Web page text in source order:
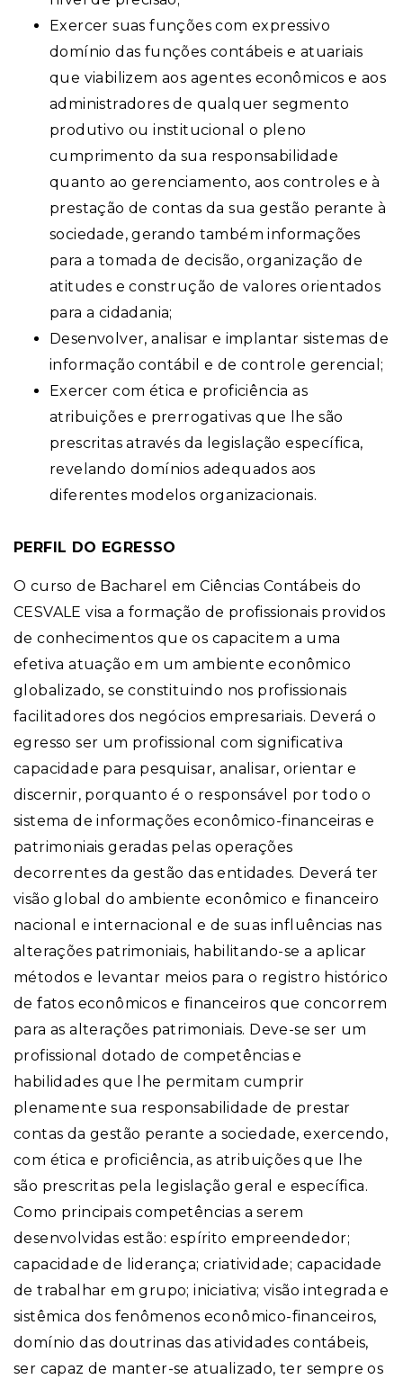
Exercer suas funções com expressivo
domínio das funções contábeis e atuariais
que viabilizem aos agentes econômicos e aos
administradores de qualquer segmento
produtivo ou institucional o pleno
cumprimento da sua responsabilidade
quanto ao gerenciamento, aos controles e à
prestação de contas da sua gestão perante à
sociedade, gerando também informações
para a tomada de decisão, organização de
atitudes e construção de valores orientados
para a cidadania;
Desenvolver, analisar e implantar sistemas de
informação contábil e de controle gerencial;
Exercer com ética e proficiência as
atribuições e prerrogativas que lhe são
prescritas através da legislação específica,
revelando domínios adequados aos
diferentes modelos organizacionais.
PERFIL DO EGRESSO
O curso de Bacharel em Ciências Contábeis do
CESVALE visa a formação de profissionais providos
de conhecimentos que os capacitem a uma
efetiva atuação em um ambiente econômico
globalizado, se constituindo nos profissionais
facilitadores dos negócios empresariais. Deverá o
egresso ser um profissional com significativa
capacidade para pesquisar, analisar, orientar e
discernir, porquanto é o responsável por todo o
sistema de informações econômico-financeiras e
patrimoniais geradas pelas operações
decorrentes da gestão das entidades. Deverá ter
visão global do ambiente econômico e financeiro
nacional e internacional e de suas influências nas
alterações patrimoniais, habilitando-se a aplicar
métodos e levantar meios para o registro histórico
de fatos econômicos e financeiros que concorrem
para as alterações patrimoniais. Deve-se ser um
profissional dotado de competências e
habilidades que lhe permitam cumprir
plenamente sua responsabilidade de prestar
contas da gestão perante a sociedade, exercendo,
com ética e proficiência, as atribuições que lhe
são prescritas pela legislação geral e específica.
Como principais competências a serem
desenvolvidas estão: espírito empreendedor;
capacidade de liderança; criatividade; capacidade
de trabalhar em grupo; iniciativa; visão integrada e
sistêmica dos fenômenos econômico-financeiros,
domínio das doutrinas das atividades contábeis,
ser capaz de manter-se atualizado, ter sempre os